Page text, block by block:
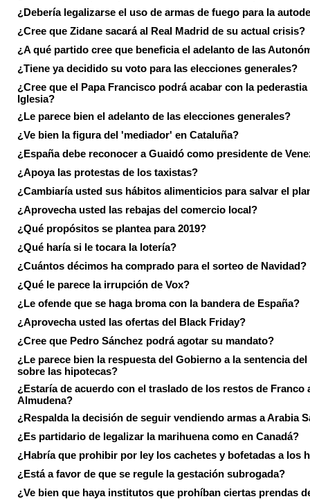
¿Debería legalizarse el uso de armas de fuego para la
¿Cree que Zidane sacará al Real Madrid de su actual crisis?
¿A qué partido cree que beneficia el adelanto de las
¿Tiene ya decidido su voto para las elecciones generales?
¿Cree que el Papa Francisco podrá acabar con la pederastia
Iglesia?
¿Le parece bien el adelanto de las elecciones generales?
¿Ve bien la figura del 'mediador' en Cataluña?
¿España debe reconocer a Guaidó como presidente de
¿Apoya las protestas de los taxistas?
¿Cambiaría usted sus hábitos alimenticios para salvar el
¿Aprovecha usted las rebajas del comercio local?
¿Qué propósitos se plantea para 2019?
¿Qué haría si le tocara la lotería?
¿Cuántos décimos ha comprado para el sorteo de Navidad?
¿Qué le parece la irrupción de Vox?
¿Le ofende que se haga broma con la bandera de España?
¿Aprovecha usted las ofertas del Black Friday?
¿Cree que Pedro Sánchez podrá agotar su mandato?
¿Le parece bien la respuesta del Gobierno a la sentencia
sobre las hipotecas?
¿Estaría de acuerdo con el traslado de los restos de Franco
Almudena?
¿Respalda la decisión de seguir vendiendo armas a Arabia
¿Es partidario de legalizar la marihuena como en Canadá?
¿Habría que prohibir por ley los cachetes y bofetadas a los
¿Está a favor de que se regule la gestación subrogada?
¿Ve bien que haya institutos que prohíban ciertas prendas